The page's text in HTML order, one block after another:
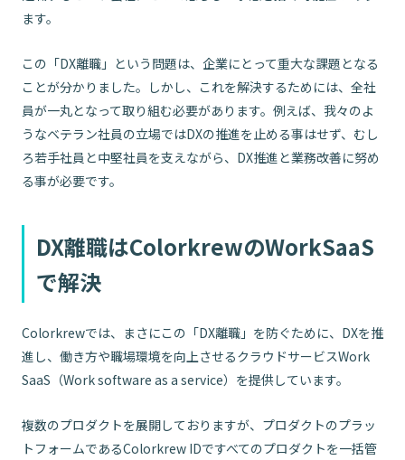
ます。
この「DX離職」という問題は、企業にとって重大な課題となる
ことが分かりました。しかし、これを解決するためには、全社
員が一丸となって取り組む必要があります。例えば、我々のよ
うなベテラン社員の立場ではDXの推進を止める事はせず、むし
ろ若手社員と中堅社員を支えながら、DX推進と業務改善に努め
る事が必要です。
DX離職はColorkrewのWorkSaaS
で解決
Colorkrewでは、まさにこの「DX離職」を防ぐために、DXを推
進し、働き方や職場環境を向上させるクラウドサービスWork
SaaS（Work software as a service）を提供しています。
複数のプロダクトを展開しておりますが、プロダクトのプラッ
トフォームであるColorkrew IDですべてのプロダクトを一括管